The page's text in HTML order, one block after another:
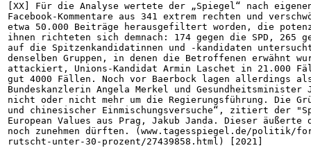
[XX] Für die Analyse wertete der „Spiegel“ nach
Facebook-Kommentare aus 341 extrem rechten und
etwa 50.000 Beiträge herausgefiltert worden, die
ihnen richteten sich demnach: 174 gegen die SPD, 265
auf die Spitzenkandidatinnen und -kandidaten
denselben Gruppen, in denen die Betroffenen erwähnt
attackiert, Unions-Kandidat Armin Laschet in 21.000
gut 4000 Fällen. Noch vor Baerbock lagen allerdings
Bundeskanzlerin Angela Merkel und Gesundheitsminister
nicht oder nicht mehr um die Regierungsführung. Die
und chinesischer Einmischungsversuche“, zitiert der
European Values aus Prag, Jakub Janda. Dieser
noch zunehmen dürften. (www.tagesspiegel.de/politik/
rutscht-unter-30-prozent/27439858.html) [2021]